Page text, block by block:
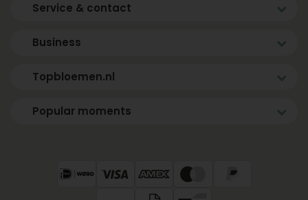
Service & contact
Business
Topbloemen.nl
Popular moments